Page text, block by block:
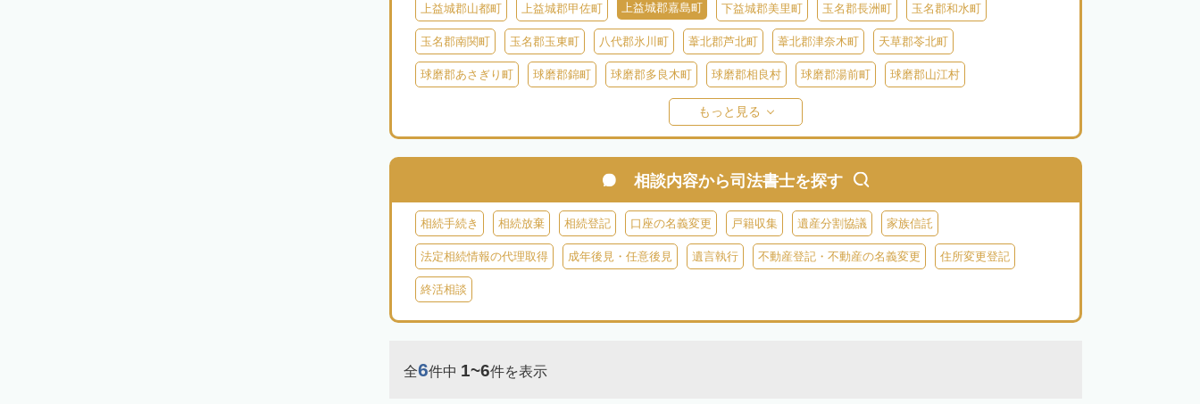
上益城郡山都町 上益城郡甲佐町 上益城郡嘉島町 下益城郡美里町 玉名郡長洲町 玉名郡和水町
玉名郡南関町 玉名郡玉東町 八代郡氷川町 葦北郡芦北町 葦北郡津奈木町 天草郡苓北町
球磨郡あさぎり町 球磨郡錦町 球磨郡多良木町 球磨郡相良村 球磨郡湯前町 球磨郡山江村
阿蘇郡南阿蘇村
阿蘇郡南小国町 阿蘇郡産山村
もっと見る
相談内容から司法書士を探す
相続手続き 相続放棄 相続登記 口座の名義変更 戸籍収集 遺産分割協議 家族信託
法定相続情報の代理取得 成年後見・任意後見 遺言執行 不動産登記・不動産の名義変更 住所変更登記
終活相談
全6件中 1~6件を表示